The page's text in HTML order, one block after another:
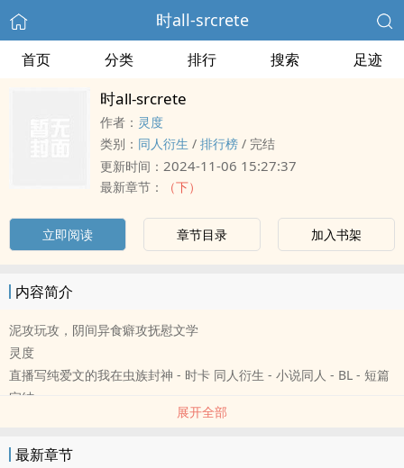
时all-srcrete
首页 分类 排行 搜索 足迹
时all-srcrete
作者： 灵度
类别： 同人衍生 / 排行榜 / 完结
更新时间： 2024-11-06 15:27:37
最新章节： （下）
立即阅读 章节目录 加入书架
内容简介
泥攻玩攻，阴间异食癖攻抚慰文学
灵度
直播写纯爱文的我在虫族封神 - 时卡 同人衍生 - 小说同人 - BL - 短篇
完结
Warning：双性攻，泥攻玩攻，指奸，磨批，鬼父，下药，‎‌口‎交‎，睡
展开全部
最新章节